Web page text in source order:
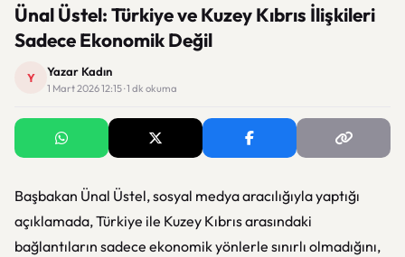
Ünal Üstel: Türkiye ve Kuzey Kıbrıs İlişkileri
Sadece Ekonomik Değil
Y Yazar Kadın
1 Mart 2026 12:15 · 1 dk okuma
Başbakan Ünal Üstel, sosyal medya aracılığıyla yaptığı
açıklamada, Türkiye ile Kuzey Kıbrıs arasındaki
bağlantıların sadece ekonomik yönlerle sınırlı olmadığını,